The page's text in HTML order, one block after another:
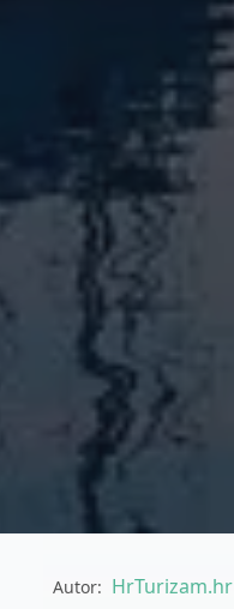
Autor: HrTurizam.hr